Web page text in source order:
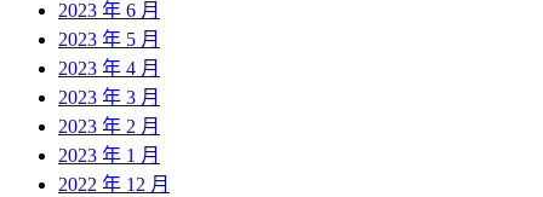
2023 年 6 月
2023 年 5 月
2023 年 4 月
2023 年 3 月
2023 年 2 月
2023 年 1 月
2022 年 12 月